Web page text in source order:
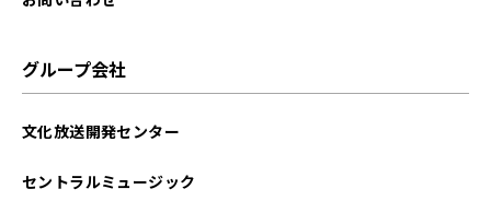
グループ会社
文化放送開発センター
セントラルミュージック